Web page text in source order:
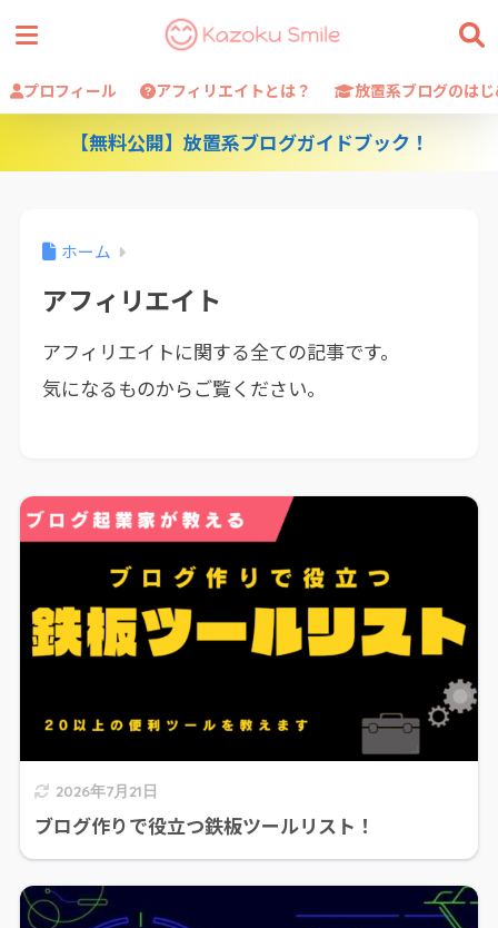
プロフィール アフィリエイトとは？ 放置系ブログのは
【無料公開】放置系ブログガイドブック！
ホーム
アフィリエイト
アフィリエイトに関する全ての記事です。
気になるものからご覧ください。
2026年7月21日
ブログ作りで役立つ鉄板ツールリスト！